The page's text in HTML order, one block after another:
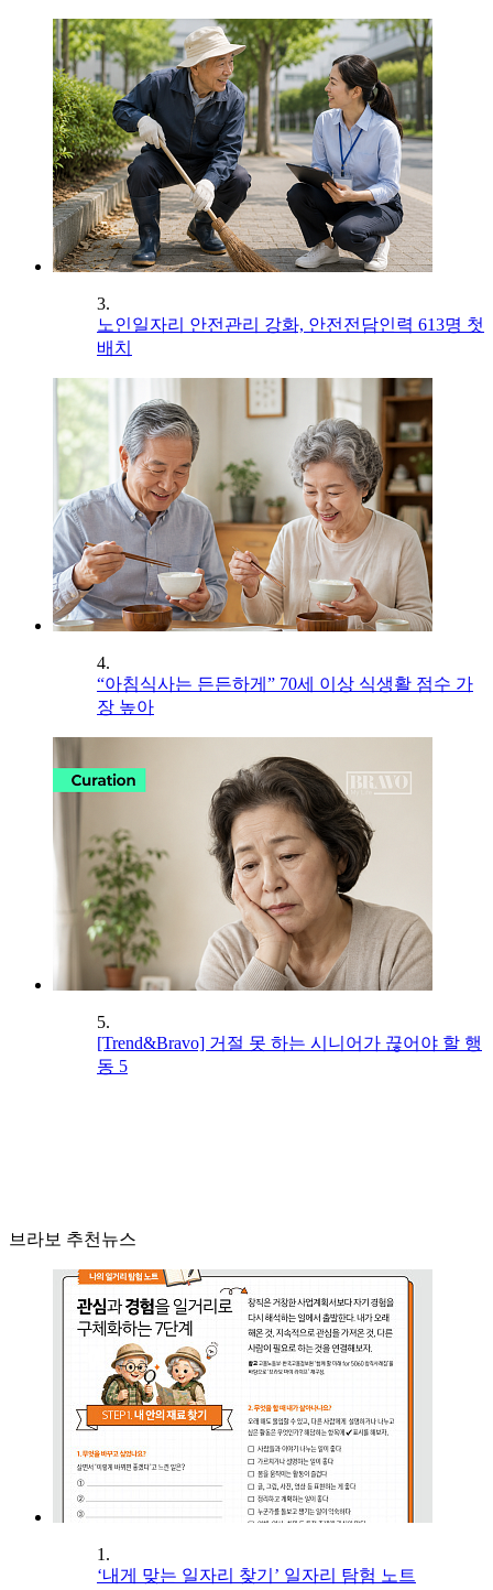
3.
노인일자리 안전관리 강화, 안전전담인력 613명 첫
배치
4.
“아침식사는 든든하게” 70세 이상 식생활 점수 가
장 높아
5.
[Trend&Bravo] 거절 못 하는 시니어가 끊어야 할 행
동 5
브라보 추천뉴스
1.
‘내게 맞는 일자리 찾기’ 일자리 탐험 노트